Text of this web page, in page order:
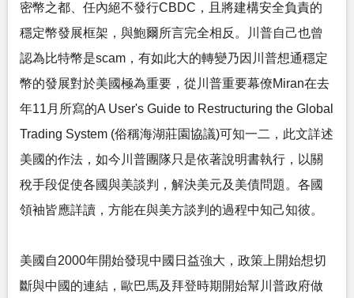
密幣之都、任內絕不發行CBDC，且將建構安全負責的
穩定幣發展框架，與鮑爾所言完全相反。川普自己也曾
認為比特幣是scam，有如此大的轉變乃因川普想通穩定
幣的發展對於美國極為重要，從川普重要幕僚Miran在去
年11月所寫的A User's Guide to Restructuring the Global
Trading System (俗稱海湖莊園協議)可知一二，此文詳述
美國的作法，如今川普團隊只是依著說明書執行，以關
稅手段促使各國與美談判，解決美元及美債問題。各國
領袖皆應詳讀，方能在與美方談判的過程中知己知彼。
美國自2000年開始發現中國日益強大，政策上開始想切
斷與中國的連結，歐巴馬及拜登時期開始幫川普政府做